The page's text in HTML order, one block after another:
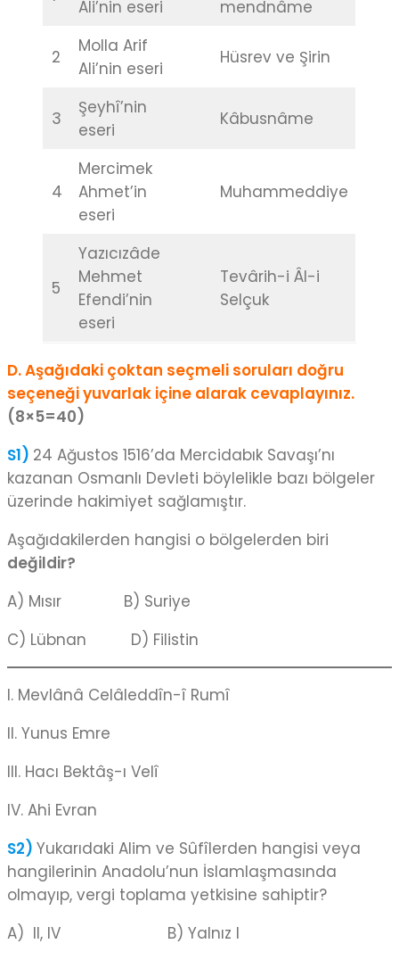
Ali’nin eseri mendnâme
2
Molla Arif
Ali’nin eseri
Hüsrev ve Şirin
3
Şeyhî’nin
eseri
Kâbusnâme
4
Mercimek
Ahmet’in
eseri
Muhammeddiye
5
Yazıcızâde
Mehmet
Efendi’nin
eseri
Tevârih-i Âl-i
Selçuk
D. Aşağıdaki çoktan seçmeli soruları doğru
seçeneği yuvarlak içine alarak cevaplayınız.
(8×5=40)
S1) 24 Ağustos 1516’da Mercidabık Savaşı’nı
kazanan Osmanlı Devleti böylelikle bazı bölgeler
üzerinde hakimiyet sağlamıştır.
Aşağıdakilerden hangisi o bölgelerden biri
değildir?
A) Mısır B) Suriye
C) Lübnan D) Filistin
I. Mevlânâ Celâleddîn-î Rumî
II. Yunus Emre
III. Hacı Bektâş-ı Velî
IV. Ahi Evran
S2) Yukarıdaki Alim ve Sûfîlerden hangisi veya
hangilerinin Anadolu’nun İslamlaşmasında
olmayıp, vergi toplama yetkisine sahiptir?
A) II, IV B) Yalnız I